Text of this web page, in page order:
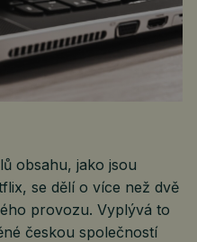
obsahu, jako jsou
se dělí o více než dvě
provozu. Vyplývá to
českou společností